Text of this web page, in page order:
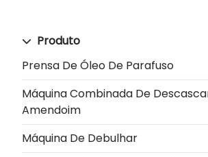
Produto
Prensa De Óleo De Parafuso
Máquina Combinada De
Amendoim
Máquina De Debulhar